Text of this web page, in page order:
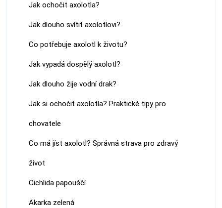
Jak ochočit axolotla?
Jak dlouho svítit axolotlovi?
Co potřebuje axolotl k životu?
Jak vypadá dospělý axolotl?
Jak dlouho žije vodní drak?
Jak si ochočit axolotla? Praktické tipy pro
chovatele
Co má jíst axolotl? Správná strava pro zdravý
život
Cichlida papouščí
Akarka zelená